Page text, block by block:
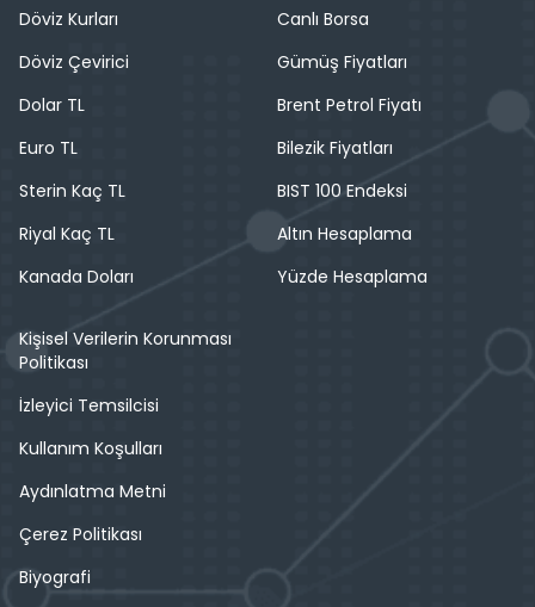
Döviz Kurları
Döviz Çevirici
Dolar TL
Euro TL
Sterin Kaç TL
Riyal Kaç TL
Kanada Doları
Canlı Borsa
Gümüş Fiyatları
Brent Petrol Fiyatı
Bilezik Fiyatları
BIST 100 Endeksi
Altın Hesaplama
Yüzde Hesaplama
Kişisel Verilerin Korunması
Politikası
İzleyici Temsilcisi
Kullanım Koşulları
Aydınlatma Metni
Çerez Politikası
Biyografi